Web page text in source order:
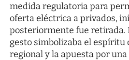
medida regulatoria para
oferta eléctrica a privados,
posteriormente fue retirada.
gesto simbolizaba el espíritu
regional y la apuesta por